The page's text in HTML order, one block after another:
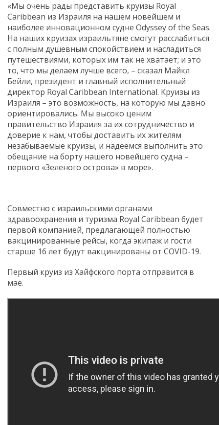
«Мы очень рады представить круизы Royal
Caribbean из Израиля на нашем новейшем и
наиболее инновационном судне Odyssey of the Seas.
На наших круизах израильтяне смогут расслабиться
с полным душевным спокойствием и насладиться
путешествиями, которых им так не хватает; и это
то, что мы делаем лучше всего, – сказал Майкл
Бейли, президент и главный исполнительный
директор Royal Caribbean International. Круизы из
Израиля – это возможность, на которую мы давно
ориентировались. Мы высоко ценим
правительство Израиля за их сотрудничество и
доверие к нам, чтобы доставить их жителям
незабываемые круизы, и надеемся выполнить это
обещание на борту нашего новейшего судна –
первого «Зеленого острова» в море».
Совместно с израильскими органами
здравоохранения и туризма Royal Caribbean будет
первой компанией, предлагающей полностью
вакцинированные рейсы, когда экипаж и гости
старше 16 лет будут вакцинированы от COVID-19.
Первый круиз из Хайфского порта отправится в
мае.